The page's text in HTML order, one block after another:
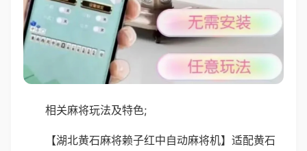
相关麻将玩法及特色;
【湖北黄石麻将赖子红中自动麻将机】适配黄石